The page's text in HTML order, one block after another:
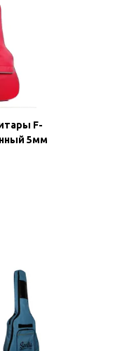
F-
5мм